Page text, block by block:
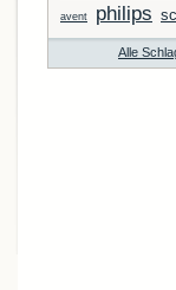
avent
philips
Alle